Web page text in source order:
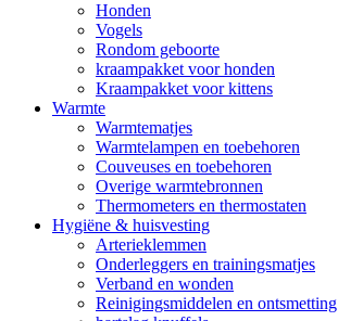
Honden
Vogels
Rondom geboorte
kraampakket voor honden
Kraampakket voor kittens
Warmte
Warmtematjes
Warmtelampen en toebehoren
Couveuses en toebehoren
Overige warmtebronnen
Thermometers en thermostaten
Hygiëne & huisvesting
Arterieklemmen
Onderleggers en trainingsmatjes
Verband en wonden
Reinigingsmiddelen en ontsmetting